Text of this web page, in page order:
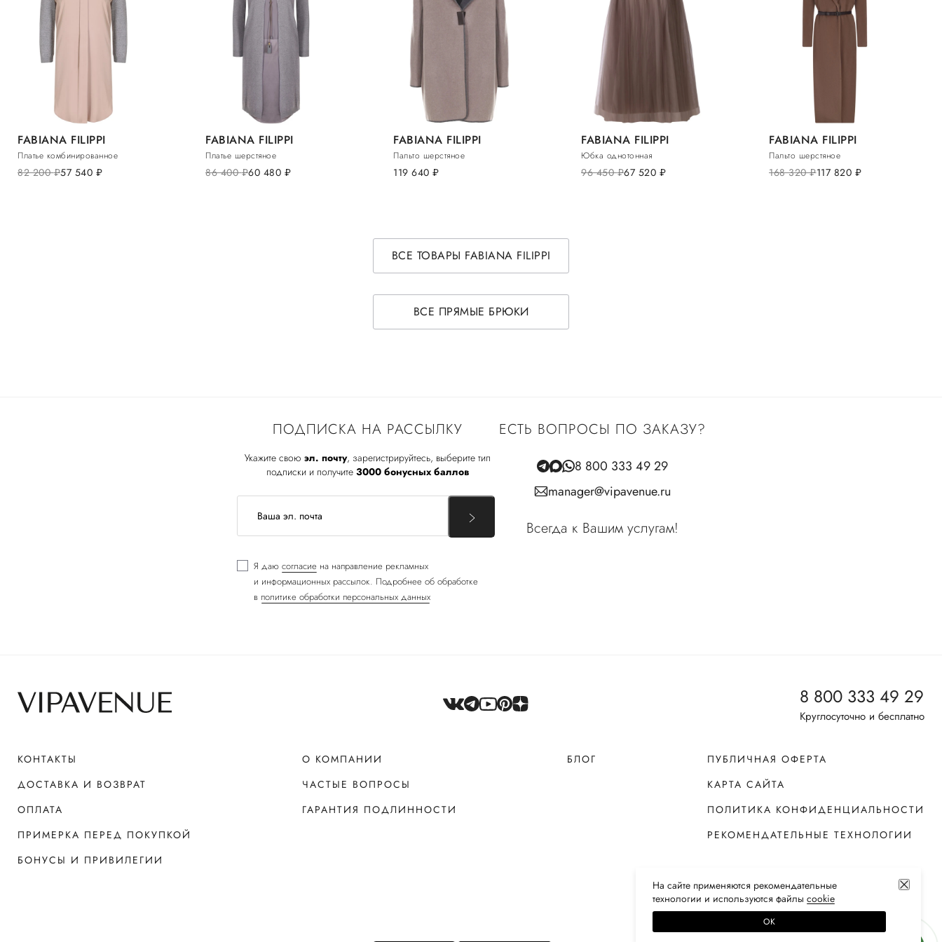
FABIANA FILIPPI
Платье комбинированное
82 200руб.57 540 руб.
FABIANA FILIPPI
Платье шерстяное
86 400руб.60 480 руб.
FABIANA FILIPPI
Пальто шерстяное
119 640 руб.
FABIANA FILIPPI
Юбка однотонная
96 450руб.67 520 руб.
FABIANA FILIPPI
Пальто шерстяное
168 320руб.117 820 руб.
ВСЕ ТОВАРЫ FABIANA FILIPPI
ВСЕ ПРЯМЫЕ БРЮКИ
ПОДПИСКА НА РАССЫЛКУ
Укажите свою эл. почту, зарегистрируйтесь, выберите тип
подписки и получите 3000 бонусных баллов
Я даю согласие на направление рекламных
и информационных рассылок. Подробнее об обработке
в политике обработки персональных данных
ЕСТЬ ВОПРОСЫ ПО ЗАКАЗУ?
8 800 333 49 29
manager@vipavenue.ru
Всегда к Вашим услугам!
8 800 333 49 29
Круглосуточно и бесплатно
КОНТАКТЫ
ДОСТАВКА И ВОЗВРАТ
ОПЛАТА
ПРИМЕРКА ПЕРЕД ПОКУПКОЙ
БОНУСЫ И ПРИВИЛЕГИИ
О КОМПАНИИ
ЧАСТЫЕ ВОПРОСЫ
ГАРАНТИЯ ПОДЛИННОСТИ
БЛОГ
ПУБЛИЧНАЯ ОФЕРТА
КАРТА САЙТА
ПОЛИТИКА КОНФИДЕНЦИАЛЬНОСТИ
РЕКОМЕНДАТЕЛЬНЫЕ ТЕХНОЛОГИИ
На сайте применяются рекомендательные
технологии и используются файлы сооkiе
ОК